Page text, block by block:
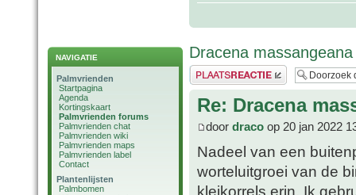
NAVIGATIE
Palmvrienden
Startpagina
Agenda
Kortingskaart
Palmvrienden forums
Palmvrienden chat
Palmvrienden wiki
Palmvrienden maps
Palmvrienden label
Contact
Plantenlijsten
Palmbomen
Dracena massangeana
Plaats een reactie
Re: Dracena
door draco op 20 jan 2022
Nadeel van een
worteluitgroei van de
kleikorrels erin. Ik